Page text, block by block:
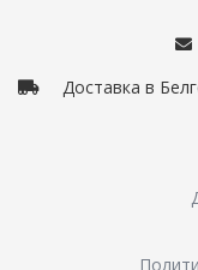
Доставка в